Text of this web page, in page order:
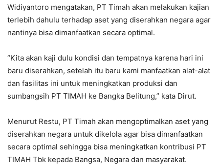
Widiyantoro mengatakan, PT Timah akan melakukan kajian
terlebih dahulu terhadap aset yang diserahkan negara agar
nantinya bisa dimanfaatkan secara optimal.
“Kita akan kaji dulu kondisi dan tempatnya karena hari ini
baru diserahkan, setelah itu baru kami manfaatkan alat-alat
dan fasilitas ini untuk meningkatkan produksi dan
sumbangsih PT TIMAH ke Bangka Belitung,” kata Dirut.
Menurut Restu, PT Timah akan mengoptimalkan aset yang
diserahkan negara untuk dikelola agar bisa dimanfaatkan
secara optimal sehingga bisa meningkatkan kontribusi PT
TIMAH Tbk kepada Bangsa, Negara dan masyarakat.